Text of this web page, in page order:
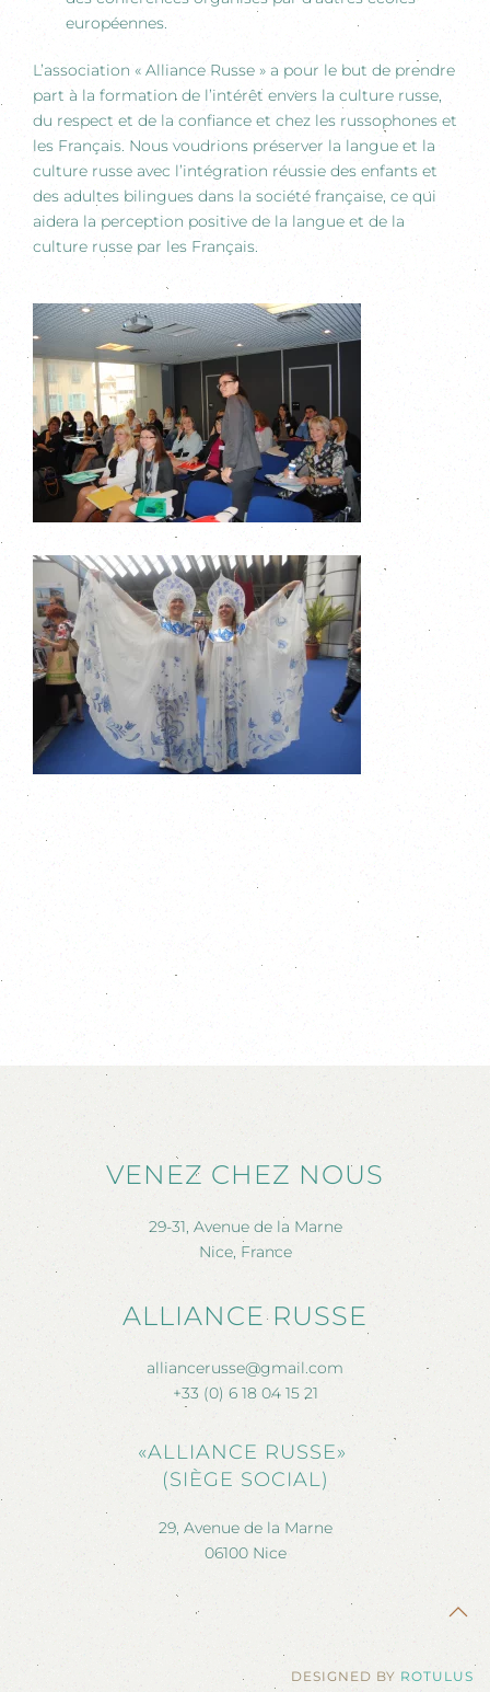
européennes.
L’association « Alliance Russe » a pour le but de prendre
part à la formation de l’intérêt envers la culture russe,
du respect et de la confiance et chez les russophones et
les Français. Nous voudrions préserver la langue et la
culture russe avec l’intégration réussie des enfants et
des adultes bilingues dans la société française, ce qui
aidera la perception positive de la langue et de la
culture russe par les Français.
VENEZ CHEZ NOUS
29-31, Avenue de la Marne
Nice, France
ALLIANCE RUSSE
alliancerusse@gmail.com
+33 (0) 6 18 04 15 21
«ALLIANCE RUSSE»
(SIÈGE SOCIAL)
29, Avenue de la Marne
06100 Nice
DESIGNED BY ROTULUS